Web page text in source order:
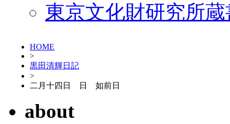
東京文化財研究所
HOME
>
黒田清輝日記
>
二月十四日 日 如前日
about